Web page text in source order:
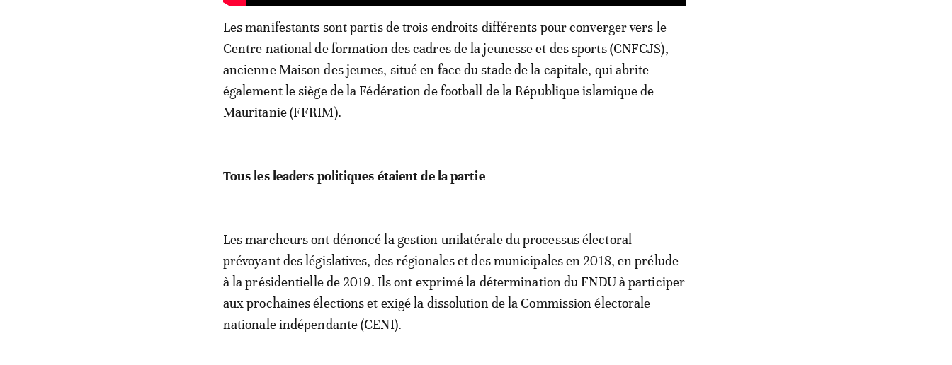
Les manifestants sont partis de trois endroits différents pour converger vers le
Centre national de formation des cadres de la jeunesse et des sports (CNFCJS),
ancienne Maison des jeunes, situé en face du stade de la capitale, qui abrite
également le siège de la Fédération de football de la République islamique de
Mauritanie (FFRIM).
Tous les leaders politiques étaient de la partie
Les marcheurs ont dénoncé la gestion unilatérale du processus électoral
prévoyant des législatives, des régionales et des municipales en 2018, en prélude
à la présidentielle de 2019. Ils ont exprimé la détermination du FNDU à participer
aux prochaines élections et exigé la dissolution de la Commission électorale
nationale indépendante (CENI).